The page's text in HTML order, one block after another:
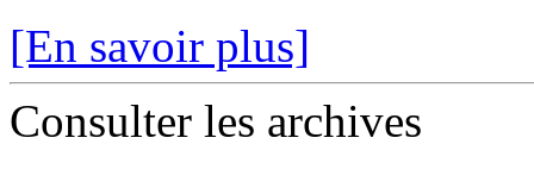
[En savoir plus]
Consulter les archives